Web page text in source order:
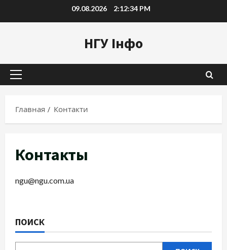
к
09.08.2026 2:12:34 PM
НГУ Інфо
Основное
Главная
Контакти
Контакты
ngu@ngu.com.ua
ПОИСК